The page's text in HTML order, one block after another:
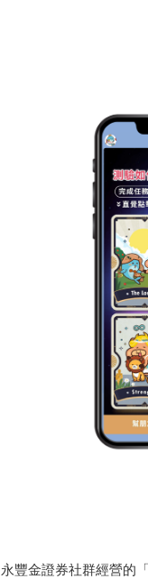
永豐金證券社群經營的